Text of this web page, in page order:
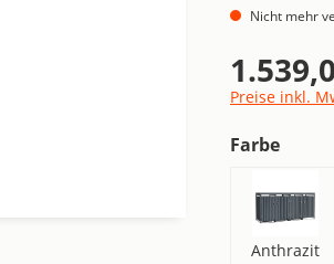
Nicht mehr
Regulärer
Preise inkl.
Farbe
Anthrazit